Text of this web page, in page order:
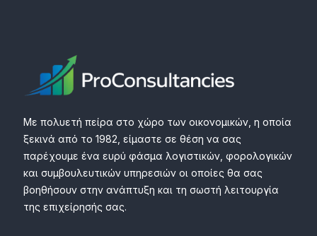
Με πολυετή πείρα στο χώρο των οικονομικών, η οποία
ξεκινά από το 1982, είμαστε σε θέση να σας
παρέχουμε ένα ευρύ φάσμα λογιστικών, φορολογικών
και συμβουλευτικών υπηρεσιών οι οποίες θα σας
βοηθήσουν στην ανάπτυξη και τη σωστή λειτουργία
της επιχείρησής σας.